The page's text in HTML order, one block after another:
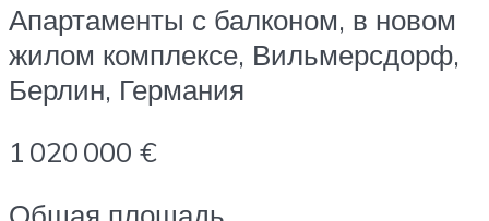
Апартаменты с балконом, в новом
жилом комплексе, Вильмерсдорф,
Берлин, Германия
1 020 000 €